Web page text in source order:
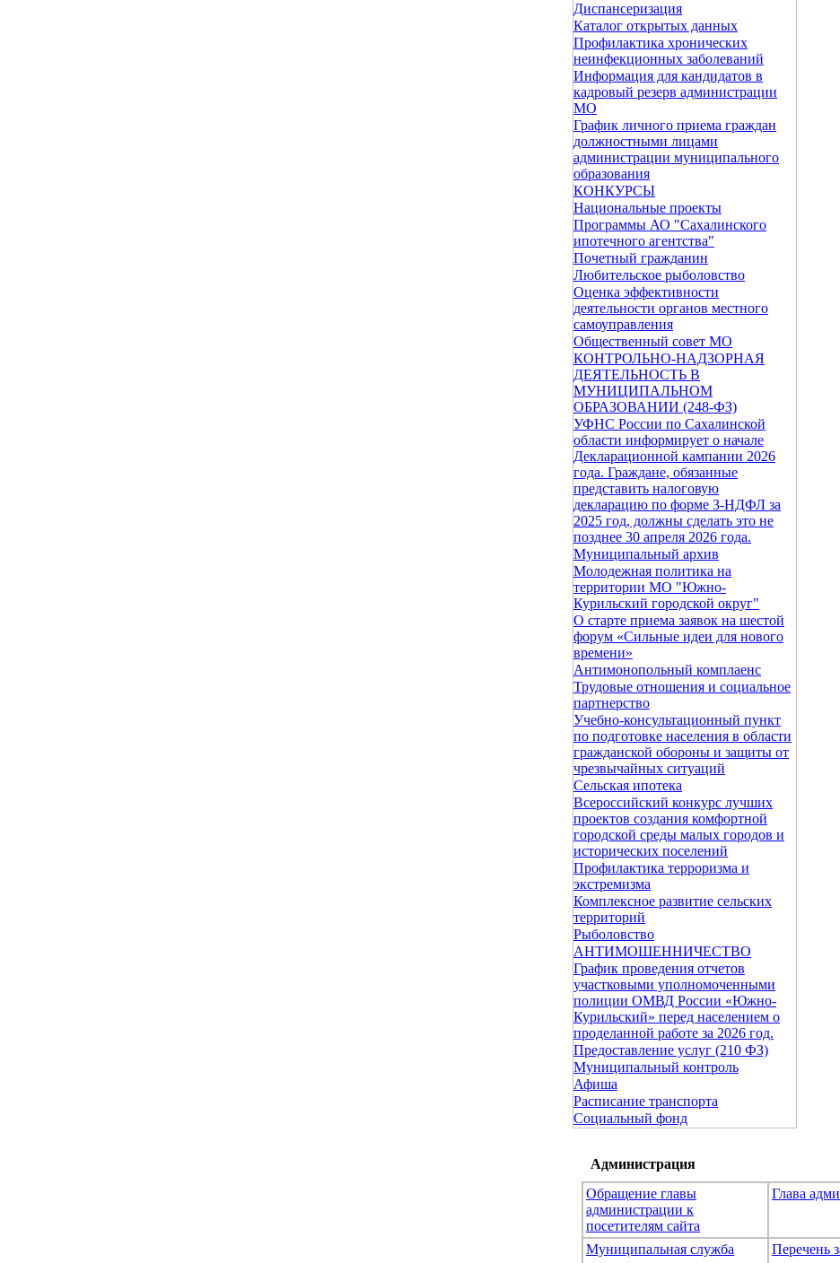
Диспансеризация
Каталог открытых данных
Профилактика хронических
неинфекционных заболеваний
Информация для кандидатов в
кадровый резерв администрации
МО
График личного приема граждан
должностными лицами
администрации муниципального
образования
КОНКУРСЫ
Национальные проекты
Программы АО "Сахалинского
ипотечного агентства"
Почетный гражданин
Любительское рыболовство
Оценка эффективности
деятельности органов местного
самоуправления
Общественный совет МО
КОНТРОЛЬНО-НАДЗОРНАЯ
ДЕЯТЕЛЬНОСТЬ В
МУНИЦИПАЛЬНОМ
ОБРАЗОВАНИИ (248-ФЗ)
УФНС России по Сахалинской
области информирует о начале
Декларационной кампании 2026
года. Граждане, обязанные
представить налоговую
декларацию по форме 3-НДФЛ за
2025 год, должны сделать это не
позднее 30 апреля 2026 года.
Муниципальный архив
Молодежная политика на
территории МО "Южно-
Курильский городской округ"
О старте приема заявок на шестой
форум «Сильные идеи для нового
времени»
Антимонопольный комплаенс
Трудовые отношения и социальное
партнерство
Учебно-консультационный пункт
по подготовке населения в области
гражданской обороны и защиты от
чрезвычайных ситуаций
Сельская ипотека
Всероссийский конкурс лучших
проектов создания комфортной
городской среды малых городов и
исторических поселений
Профилактика терроризма и
экстремизма
Комплексное развитие сельских
территорий
Рыболовство
АНТИМОШЕННИЧЕСТВО
График проведения отчетов
участковыми уполномоченными
полиции ОМВД России «Южно-
Курильский» перед населением о
проделанной работе за 2026 год.
Предоставление услуг (210 ФЗ)
Муниципальный контроль
Афиша
Расписание транспорта
Социальный фонд
Администрация
Обращение главы
администрации к
посетителям сайта
Глава
Муниципальная служба
Перечень